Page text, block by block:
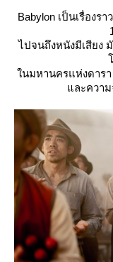
Babylon เป็นเรื่องร
ไปจนถึงหนังมีเสียง
นมหานครแห่งดารา
ละความ